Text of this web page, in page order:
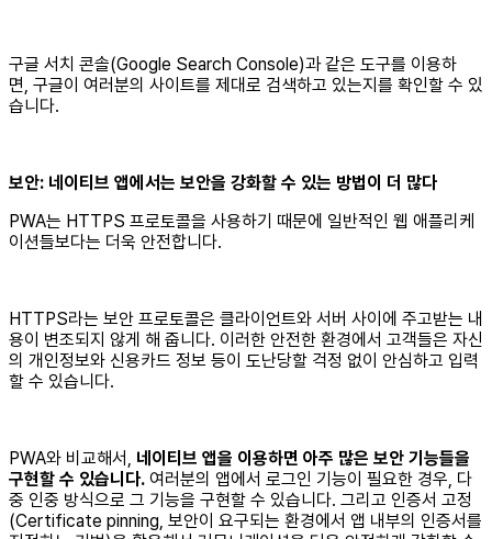
구글 서치 콘솔(Google Search Console)과 같은 도구를 이용하
면, 구글이 여러분의 사이트를 제대로 검색하고 있는지를 확인할 수 있
습니다.
보안: 네이티브 앱에서는 보안을 강화할 수 있는 방법이 더 많다
PWA는 HTTPS 프로토콜을 사용하기 때문에 일반적인 웹 애플리케
이션들보다는 더욱 안전합니다.
HTTPS라는 보안 프로토콜은 클라이언트와 서버 사이에 주고받는 내
용이 변조되지 않게 해 줍니다. 이러한 안전한 환경에서 고객들은 자신
의 개인정보와 신용카드 정보 등이 도난당할 걱정 없이 안심하고 입력
할 수 있습니다.
PWA와 비교해서, 네이티브 앱을 이용하면 아주 많은 보안 기능들을
구현할 수 있습니다. 여러분의 앱에서 로그인 기능이 필요한 경우, 다
중 인중 방식으로 그 기능을 구현할 수 있습니다. 그리고 인증서 고정
(Certificate pinning, 보안이 요구되는 환경에서 앱 내부의 인증서를